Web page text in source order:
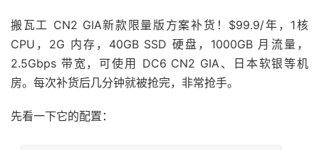
搬瓦工 CN2 GIA新款限量版方案补货！$99.9/年，1核
CPU，2G 内存，40GB SSD 硬盘，1000GB 月流量，
2.5Gbps 带宽，可使用 DC6 CN2 GIA、日本软银等机
房。每次补货后几分钟就被抢完，非常抢手。
先看一下它的配置：